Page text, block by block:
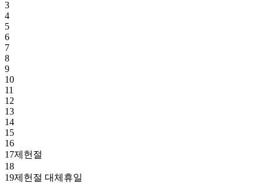
3
4
5
6
7
8
9
10
11
12
13
14
15
16
17제헌절
18
19제헌절 대체휴일